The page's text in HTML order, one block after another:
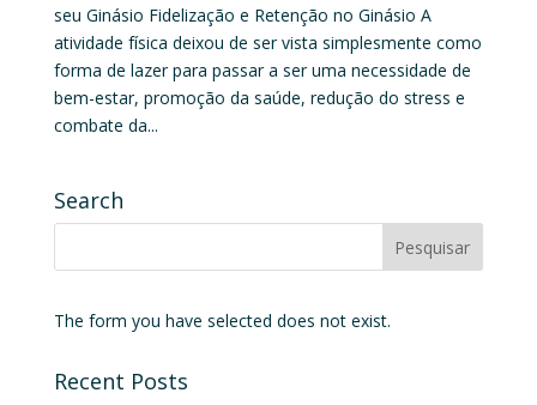
seu Ginásio Fidelização e Retenção no Ginásio A
atividade física deixou de ser vista simplesmente como
forma de lazer para passar a ser uma necessidade de
bem-estar, promoção da saúde, redução do stress e
combate da...
Search
The form you have selected does not exist.
Recent Posts